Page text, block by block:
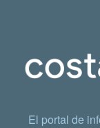
El portal de